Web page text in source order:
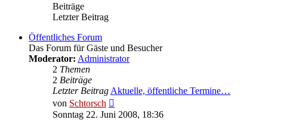
Beiträge
Letzter Beitrag
Öffentliches Forum
Das Forum für Gäste und Besucher
Moderator: Administrator
2 Themen
2 Beiträge
Letzter Beitrag Aktuelle, öffentliche Termine…
von Schtorsch
Beitrag
Sonntag 22. Juni 2008, 18:36